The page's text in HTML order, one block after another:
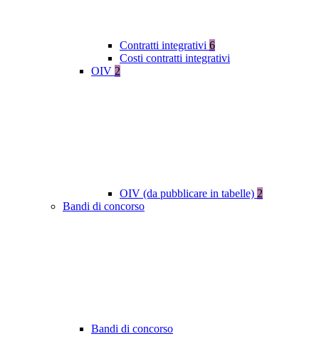
Contratti integrativi 6
Costi contratti integrativi
OIV 2
OIV (da pubblicare in tabelle) 2
Bandi di concorso
Bandi di concorso